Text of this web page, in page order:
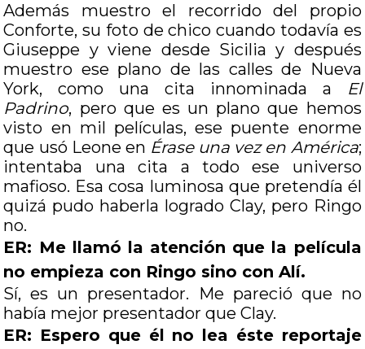
Además muestro el recorrido del propio
Conforte, su foto de chico cuando todavía es
Giuseppe y viene desde Sicilia y después
muestro ese plano de las calles de Nueva
York, como una cita innominada a
El
Padrino, pero que es un plano que hemos
visto en mil películas, ese puente enorme
que usó Leone en Érase una vez en América;
intentaba una cita a todo ese universo
mafioso. Esa cosa luminosa que pretendía él
quizá pudo haberla logrado Clay, pero Ringo
no.
ER: Me llamó la atención que la película
no empieza con Ringo sino con Alí.
Sí, es un presentador. Me pareció que no
había mejor presentador que Clay.
ER: Espero que él no lea éste reportaje